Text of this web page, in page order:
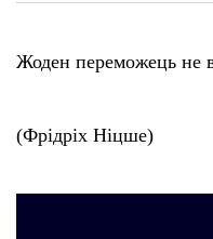
Жоден переможець не
(Фрідріх Ніцше)